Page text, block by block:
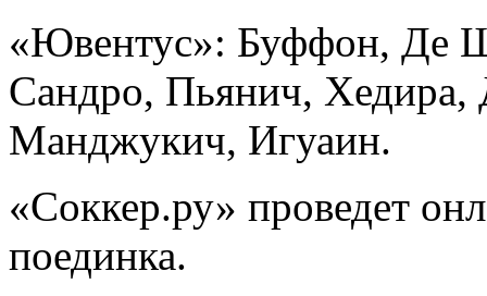
«Ювентус»: Буффон, Де
Сандро, Пьянич, Хедира,
Манджукич, Игуаин.
«Соккер.ру» проведет
поединка.